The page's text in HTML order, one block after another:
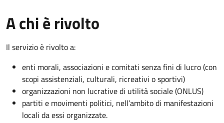
A chi è rivolto
Il servizio è rivolto a:
enti morali, associazioni e comitati senza fini di lucro (con
scopi assistenziali, culturali, ricreativi o sportivi)
organizzazioni non lucrative di utilità sociale (ONLUS)
partiti e movimenti politici, nell’ambito di manifestazioni
locali da essi organizzate.